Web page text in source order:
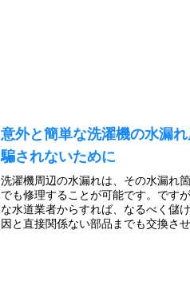
意外と簡単な洗濯機の水漏
騙されないために
洗濯機周辺の水漏れは、その水漏れ
でも修理することが可能です。です
な水道業者からすれば、なるべく儲
因と直接関係ない部品までも交換さ